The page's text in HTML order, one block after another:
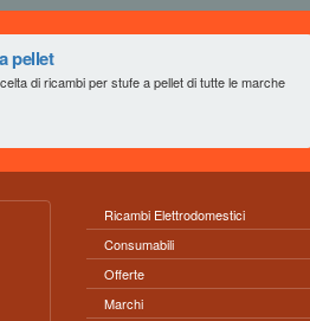
pellet
di ricambi per stufe a pellet di tutte le marche
Ricambi Elettrodomestici
Consumabili
Offerte
Marchi